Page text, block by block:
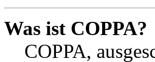
Was ist COPPA?
COPPA,